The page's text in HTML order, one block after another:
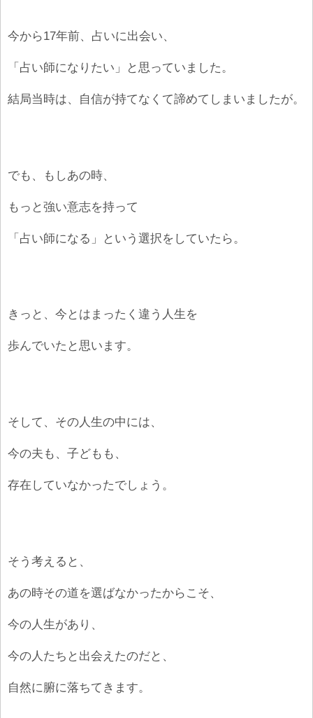
今から17年前、 占いに出会い、
「占い師になりたい」と思っていました。
結局当時は、自信が持てなくて諦めてしまいましたが。
でも、もしあの時、
もっと強い意志を持って
「占い師になる」という選択をしていたら。
きっと、今とはまったく違う人生を
歩んでいたと思います。
そして、その人生の中には、
今の夫も、子どもも、
存在していなかったでしょう。
そう考えると、
あの時その道を選ばなかったからこそ、
今の人生があり、
今の人たちと出会えたのだと、
自然に腑に落ちてきます。